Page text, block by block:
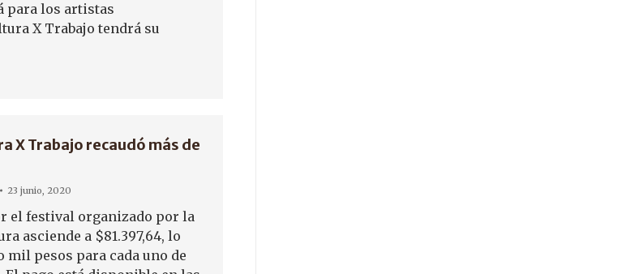
para los artistas
X Trabajo tendrá su
X Trabajo recaudó más de
23 junio, 2020
el festival organizado por la
asciende a $81.397,64, lo
mil pesos para cada uno de